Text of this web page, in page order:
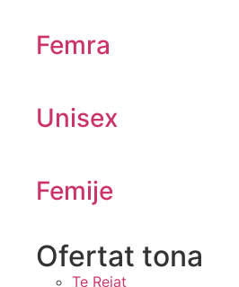
Femra
Unisex
Femije
Ofertat tona​
Te Rejat